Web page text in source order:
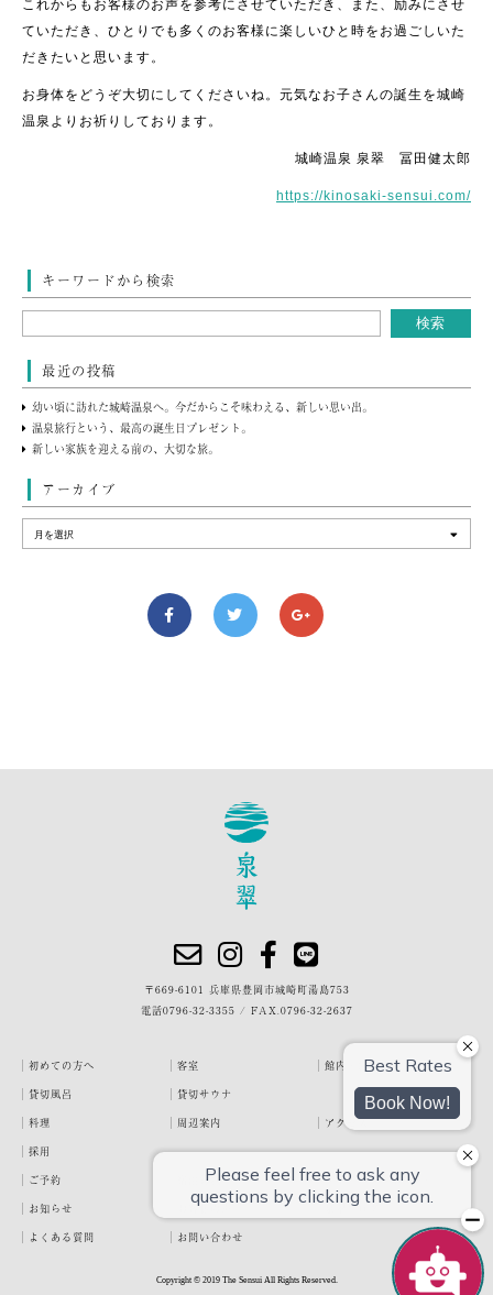
これからもお客様のお声を参考にさせていただき、また、励みにさせ
ていただき、ひとりでも多くのお客様に楽しいひと時をお過ごしいた
だきたいと思います。
お身体をどうぞ大切にしてくださいね。元気なお子さんの誕生を城崎
温泉よりお祈りしております。
城崎温泉 泉翠 冨田健太郎
https://kinosaki-sensui.com/
キーワードから検索
最近の投稿
幼い頃に訪れた城崎温泉へ。今だからこそ味わえる、新しい思い出。
温泉旅行という、最高の誕生日プレゼント。
新しい家族を迎える前の、大切な旅。
アーカイブ
〒669-6101 兵庫県豊岡市城崎町湯島753
電話0796-32-3355 / FAX.0796-32-2637
初めての方へ 客室
館内・施設
貸切風呂
貸切サウナ
料理
周辺案内
アクセス
採用
ご予約
宿泊約款
プライバシーポリシー
お知らせ
お客様の声
泉翠ブログ
よくある質問
お問い合わせ
Copyright © 2019 The Sensui All Rights Reserved.